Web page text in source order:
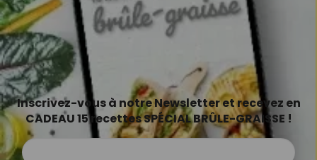
Inscrivez-vous à notre Newsletter et recevez en
CADEAU 15 recettes SPÉCIAL BRÛLE-GRAISSE !